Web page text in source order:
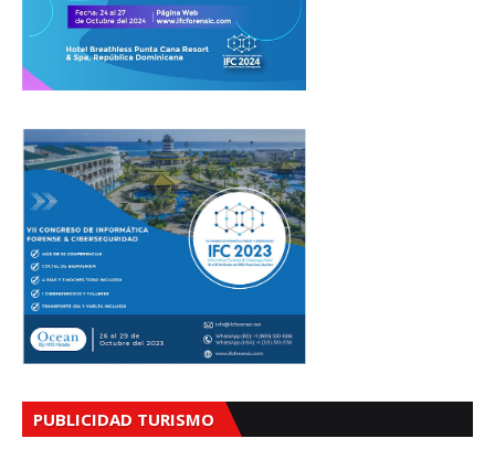
PUBLICIDAD TURISMO